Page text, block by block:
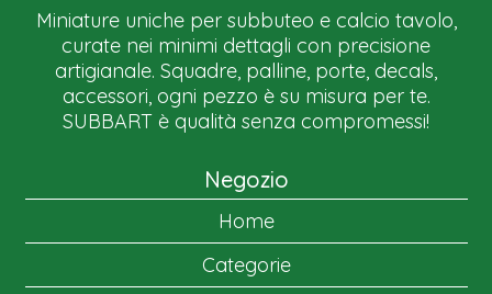
Miniature uniche per subbuteo e calcio tavolo,
curate nei minimi dettagli con precisione
artigianale. Squadre, palline, porte, decals,
accessori, ogni pezzo è su misura per te.
SUBBART è qualità senza compromessi!
Negozio
Home
Categorie